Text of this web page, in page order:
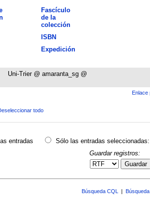
Fascículo
de la
colección
ISBN
Expedición
Uni-Trier @ amaranta_sg @
Enlace
todo
entradas
Sólo las entradas seleccionadas:
Guardar registros:
Guardar
Búsqueda CQL